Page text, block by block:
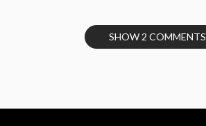
SHOW 2 COMMENTS